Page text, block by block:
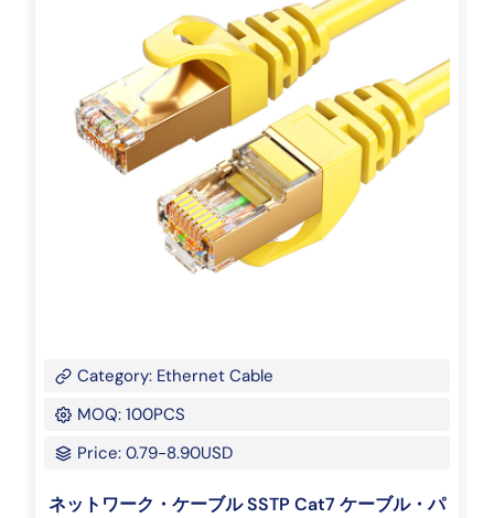
Category: Ethernet Cable
MOQ: 100PCS
Price: 0.79-8.90USD
ネットワーク・ケーブル SSTP Cat7 ケーブル・パ